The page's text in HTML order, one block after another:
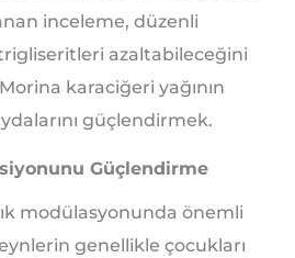
inceleme, düzenli
trigliseritleri azaltabileceğini
karaciğeri yağının
güçlendirmek.
Güçlendirme
modülasyonunda önemli
genellikle çocukları